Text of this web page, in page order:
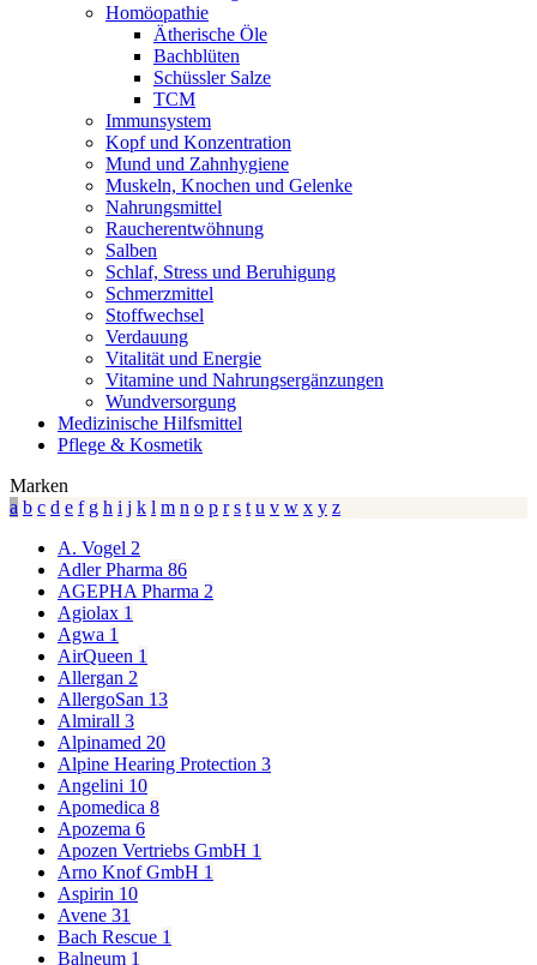
Homöopathie
Ätherische Öle
Bachblüten
Schüssler Salze
TCM
Immunsystem
Kopf und Konzentration
Mund und Zahnhygiene
Muskeln, Knochen und Gelenke
Nahrungsmittel
Raucherentwöhnung
Salben
Schlaf, Stress und Beruhigung
Schmerzmittel
Stoffwechsel
Verdauung
Vitalität und Energie
Vitamine und Nahrungsergänzungen
Wundversorgung
Medizinische Hilfsmittel
Pflege & Kosmetik
Marken
a b c d e f g h i j k l m n o p r s t u v w x y z
A. Vogel 2
Adler Pharma 86
AGEPHA Pharma 2
Agiolax 1
Agwa 1
AirQueen 1
Allergan 2
AllergoSan 13
Almirall 3
Alpinamed 20
Alpine Hearing Protection 3
Angelini 10
Apomedica 8
Apozema 6
Apozen Vertriebs GmbH 1
Arno Knof GmbH 1
Aspirin 10
Avene 31
Bach Rescue 1
Balneum 1